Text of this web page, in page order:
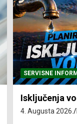
SERVISNE
Isključenja
4. Augusta 2026.